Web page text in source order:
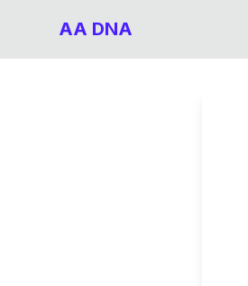
AA DNA